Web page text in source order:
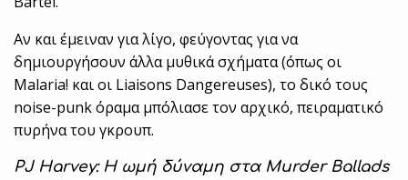
Αν και έμειναν για λίγο, φεύγοντας για να
δημιουργήσουν άλλα μυθικά σχήματα (όπως οι
Malaria! και οι Liaisons Dangereuses), το δικό τους
noise-punk όραμα μπόλιασε τον αρχικό, πειραματικό
πυρήνα του γκρουπ.
PJ Harvey: Η ωμή δύναμη στα Murder Ballads